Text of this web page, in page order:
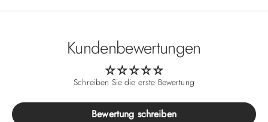
Kundenbewertungen
Schreiben Sie die erste Bewertung
Bewertung schreiben